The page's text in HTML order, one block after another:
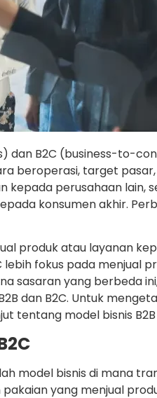
dan B2C (business-to-
beroperasi, target
kepada perusahaan lain,
konsumen akhir.
produk atau layanan
lebih fokus pada menjual
sasaran yang berbeda
dan B2C. Untuk
tentang model bisnis
model bisnis di mana
pakaian yang menjual